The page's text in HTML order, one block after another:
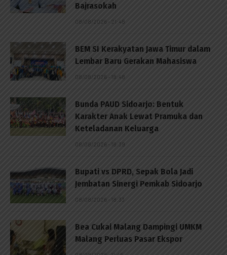
Bajrasokah
08/08/2026 - 21:48
BEM SI Kerakyatan Jawa Timur dalam
Lembar Baru Gerakan Mahasiswa
08/08/2026 - 18:48
Bunda PAUD Sidoarjo: Bentuk
Karakter Anak Lewat Pramuka dan
Keteladanan Keluarga
08/08/2026 - 18:39
Bupati vs DPRD, Sepak Bola Jadi
Jembatan Sinergi Pemkab Sidoarjo
08/08/2026 - 18:33
Bea Cukai Malang Dampingi UMKM
Malang Perluas Pasar Ekspor